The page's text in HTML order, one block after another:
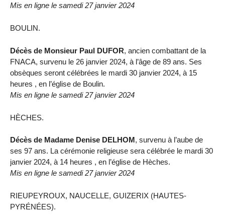
Mis en ligne le samedi 27 janvier 2024
BOULIN.
Décès de Monsieur Paul DUFOR, ancien combattant de la
FNACA, survenu le 26 janvier 2024, à l’âge de 89 ans. Ses
obsèques seront célébrées le mardi 30 janvier 2024, à 15
heures , en l’église de Boulin.
Mis en ligne le samedi 27 janvier 2024
HÈCHES.
Décès de Madame Denise DELHOM , survenu à l’aube de
ses 97 ans. La cérémonie religieuse sera célébrée le mardi 30
janvier 2024, à 14 heures , en l’église de Hèches.
Mis en ligne le samedi 27 janvier 2024
RIEUPEYROUX, NAUCELLE, GUIZERIX (HAUTES-
PYRÉNÉES).